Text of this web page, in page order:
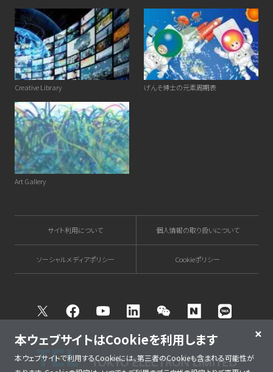
Creative Library げんそ博士の元素周期表
Art Gallery
サイト利用について 個人情報の取り扱いについて
ソーシャルメディアポリシー Cookieポリシー
Twitter FacebookYoutube Linkedin WeChat NAVER
本ウェブサイトはCookieを利用します
本ウェブサイトで利用するCookieには、第三者のCookieも含まれる可能性が